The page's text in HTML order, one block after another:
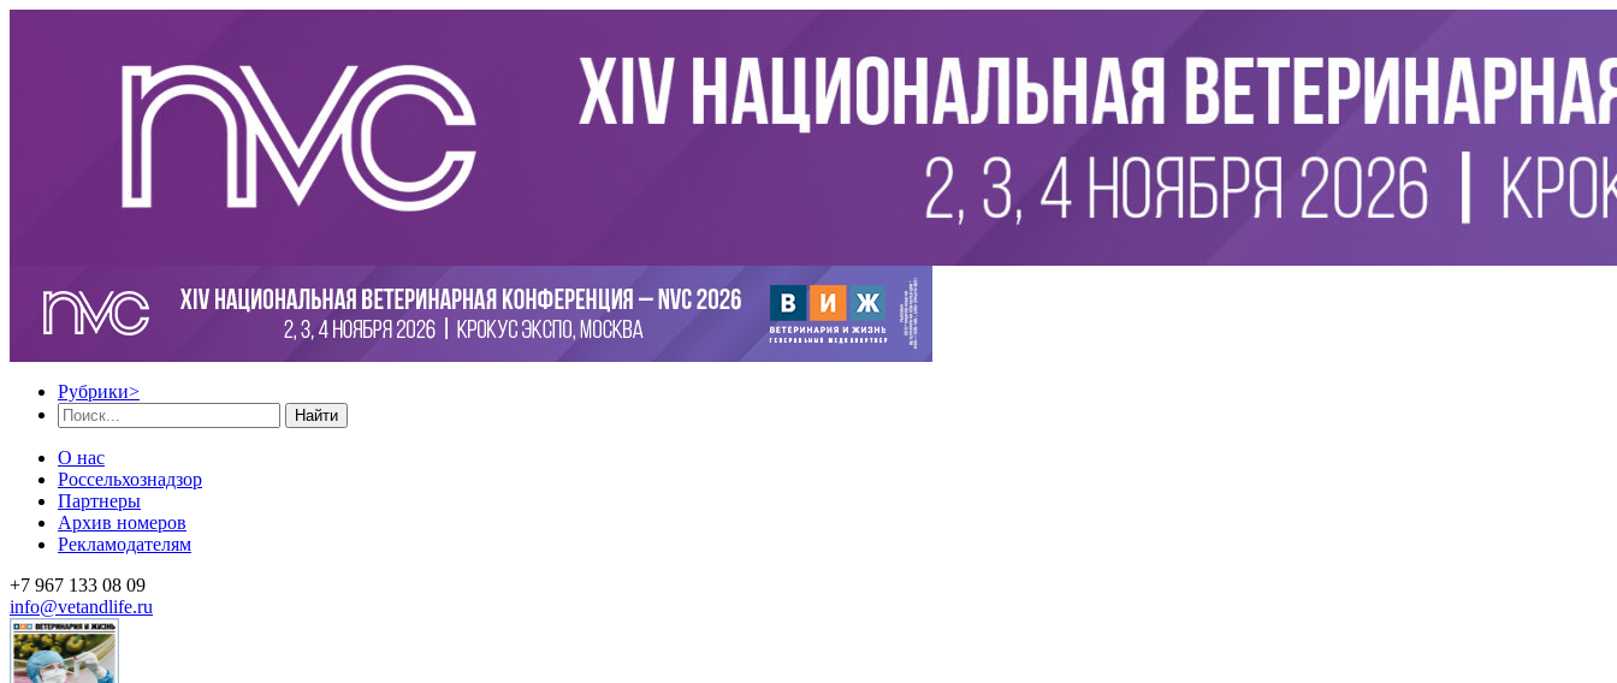
Рубрики>
Найти
О нас
Россельхознадзор
Партнеры
Архив номеров
Рекламодателям
+7 967 133 08 09
info@vetandlife.ru